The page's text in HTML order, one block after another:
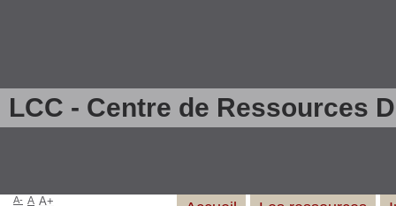
LCC - Centre de Ressources
A- A A+